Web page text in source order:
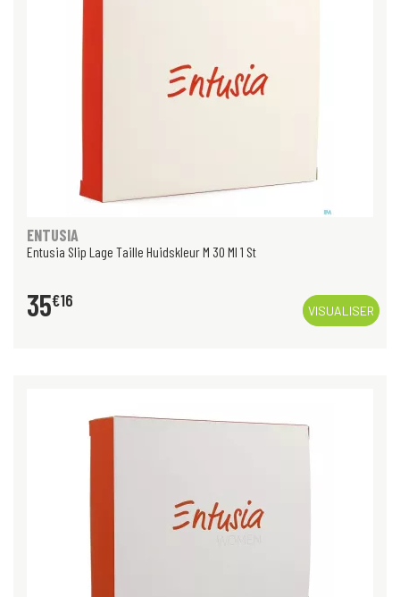
ENTUSIA
Entusia Slip Lage Taille Huidskleur M 30 Ml 1 St
35€16
VISUALISER